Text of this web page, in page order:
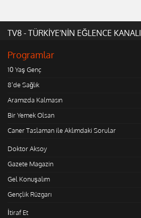
TV8 - TÜRKİYE'NİN EĞLENCE KANALI
Programlar
10 Yaş Genç
8'de Sağlık
Aramızda Kalmasın
Bir Yemek Olsan
Caner Taslaman ile Aklımdaki Sorular
Doktor Aksoy
Gazete Magazin
Gel Konuşalım
Gençlik Rüzgarı
İtiraf Et